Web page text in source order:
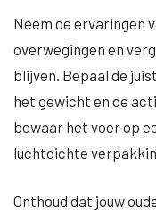
Neem de ervaringen
overwegingen en
blijven. Bepaal de
het gewicht en de
bewaar het voer op
luchtdichte
Onthoud dat jouw